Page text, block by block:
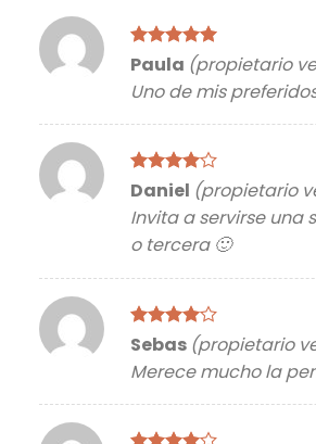
Valorado
de 5
Paula (propietario
Uno de mis
Valorado
de
5
Daniel (propietario
Invita a servirse una
o tercera 🙂
Valorado
de
5
Sebas (propietario
Merece mucho la